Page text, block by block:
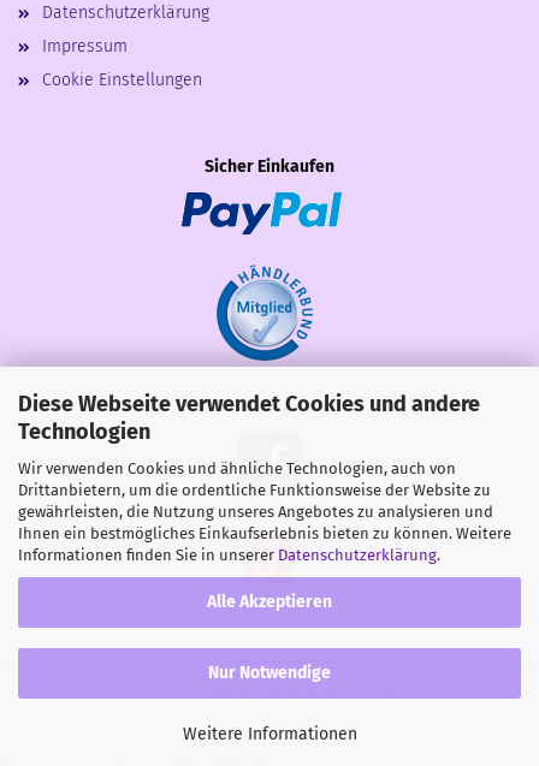
Diese Webseite verwendet Cookies und andere
Technologien
Wir verwenden Cookies und ähnliche Technologien, auch von
Drittanbietern, um die ordentliche Funktionsweise der Website zu
gewährleisten, die Nutzung unseres Angebotes zu analysieren und
Ihnen ein bestmögliches Einkaufserlebnis bieten zu können. Weitere
Informationen finden Sie in unserer Datenschutzerklärung.
Alle Akzeptieren
Nur Notwendige
Weitere Informationen
Datenschutzerklärung
Impressum
Cookie Einstellungen
Sicher Einkaufen
Share